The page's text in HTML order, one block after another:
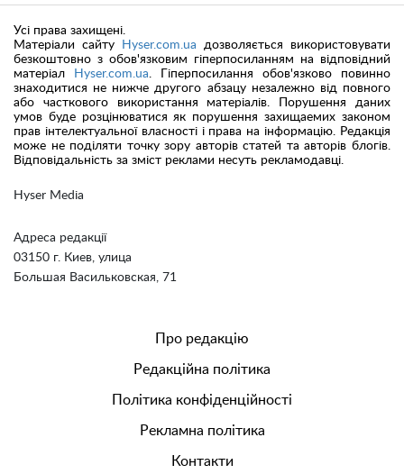
Hyser Media
Адреса редакції
03150 г. Киев, улица
Большая Васильковская, 71
Усі права захищені.
Матеріали сайту
Hyser.com.ua дозволяється використовувати
безкоштовно з обов'язковим гіперпосиланням на відповідний
матеріал
Hyser.com.ua . Гіперпосилання обов'язково повинно
знаходитися не нижче другого абзацу незалежно від повного
або часткового використання матеріалів. Порушення даних
умов буде розцінюватися як порушення захищаемих законом
прав інтелектуальної власності і права на інформацію. Редакція
може не поділяти точку зору авторів статей та авторів блогів.
Відповідальність за зміст реклами несуть рекламодавці.
Про редакцію
Редакційна політика
Політика конфіденційності
Рекламна політика
Контакти